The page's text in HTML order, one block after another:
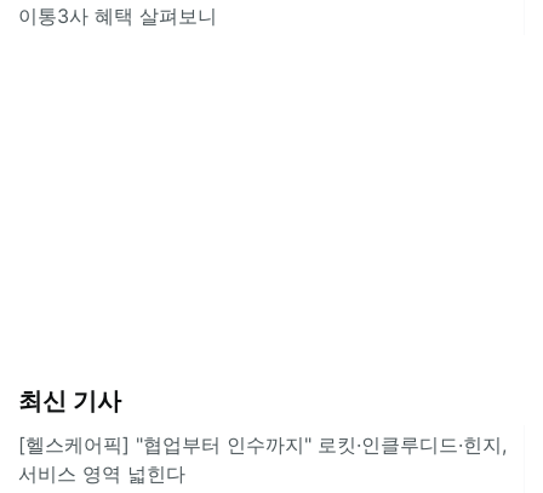
이통3사 혜택 살펴보니
최신 기사
[헬스케어픽] "협업부터 인수까지" 로킷·인클루디드·힌지,
서비스 영역 넓힌다